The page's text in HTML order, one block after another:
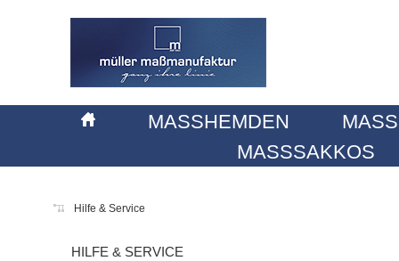
MASSHEMDEN
MASSSAKKOS
Hilfe & Service
HILFE & SERVICE